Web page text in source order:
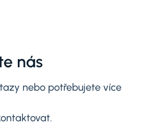
nás
nebo potřebujete více